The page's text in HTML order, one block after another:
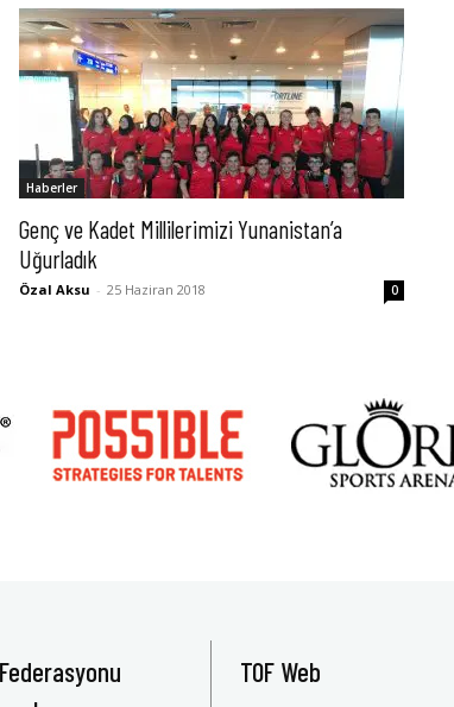
Haberler
Genç ve Kadet Millilerimizi Yunanistan’a
Uğurladık
Özal Aksu - 25 Haziran 2018 0
TOF Web